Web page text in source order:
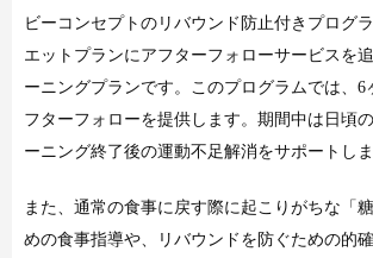
ビーコンセプトのリバウンド防止付きプログ
エットプランにアフターフォローサービスを
ーニングプランです。このプログラムでは、6
フターフォローを提供します。期間中は日頃
ーニング終了後の運動不足解消をサポートしま
また、通常の食事に戻す際に起こりがちな「
めの食事指導や、リバウンドを防ぐための的